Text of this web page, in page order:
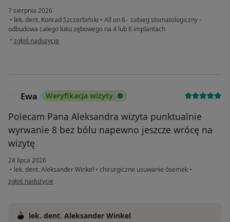
7 sierpnia 2026
• lek. dent. Konrad Szczerbiński • All on 6 - zabieg stomatologiczny -
odbudowa całego łuku zębowego na 4 lub 6 implantach
• w opinii użytkownika Elżbieta
zgłoś nadużycie
Ewa Weryfikacja wizyty
Polecam Pana Aleksandra wizyta punktualnie
wyrwanie 8 bez bólu napewno jeszcze wrócę na
wizytę
24 lipca 2026
• lek. dent. Aleksander Winkel • chirurgiczne usuwanie ósemek •
w opinii użytkownika Ewa
zgłoś nadużycie
lek. dent. Aleksander Winkel